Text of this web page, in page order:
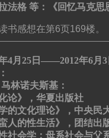
法格 等：《回忆马克思
书感想在第6页169楼。
4月25日——2012年6月3
林诺夫斯基：
化论》，华夏出版社
学的文化理论》，中央民
蛮人的性生活》，团结出
性社会学：母系社会与